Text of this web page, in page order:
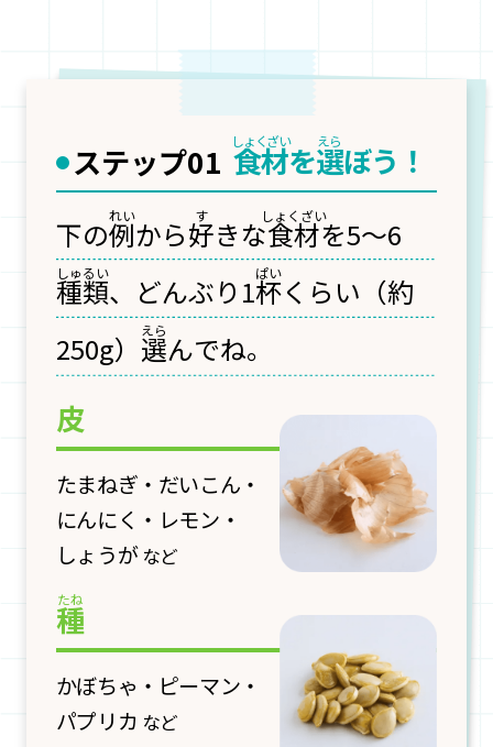
ステップ01 食材を選ぼう！
下の例から好きな食材を5～6
種類、 どんぶり1杯くらい（約
250g） 選んでね。
皮
たまねぎ・だいこん・
にんにく・レモン・
しょうが など
種
かぼちゃ・ピーマン・
パプリカ など